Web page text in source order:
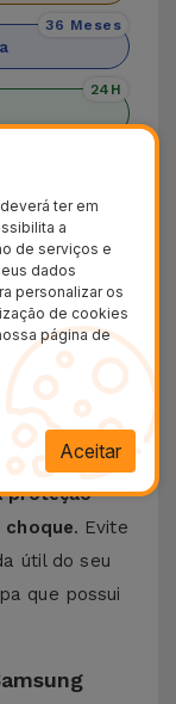
36 Meses
24H
Slim
, a escolha
forma
Com um
capa
dar
volume
qualidade, a
proteção
. Evite
útil do seu
que possui
ter em
a
de serviços e
dados
personalizar os
de cookies
página de
Aceitar